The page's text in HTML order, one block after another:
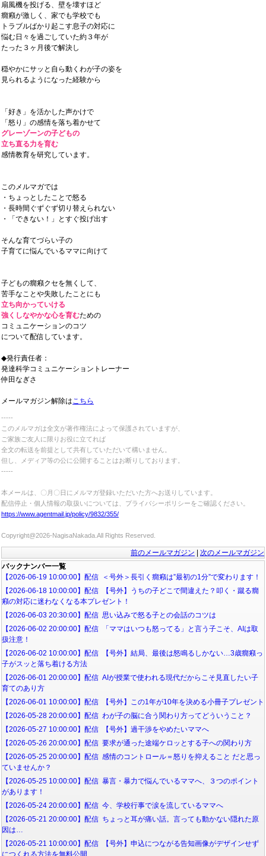
扇風機を投げる、壁を壊すほど
癇癪が激しく、家でも学校でも
トラブルばかり起こす息子の対応に
悩む日々を過ごしていた約３年が
たった３ヶ月後で解決し
穏やかにサッと自ら動くわが子の姿を
見られるようになった経験から
「好き」を活かした声かけで
「怒り」の感情を落ち着かせて
グレーゾーンの子どもの
立ち直る力を育む
感情教育を研究しています。
このメルマガでは
・ちょっとしたことで怒る
・長時間ぐずぐず切り替えられない
・「できない！」とすぐ投げ出す
そんな育てづらい子の
子育てに悩んでいるママに向けて
子どもの癇癪クセを無くして、
苦手なことや失敗したことにも
立ち向かっていける
強くしなやかな心を育むための
コミュニケーションのコツ
について配信しています。
◆発行責任者：
発達科学コミュニケーショントレーナー
仲田なぎさ
メールマガジン解除はこちら
‐‐‐‐‐
このメルマガは全文が著作権法によって保護されていますが、
ご家族ご友人に限りお役に立てれば
全文の転送を前提として共有していただいて構いません。
但し、メディア等の公に公開することはお断りしております。
‐‐‐‐‐
本メールは、〇月〇日にメルマガ登録いただいた方へお送りしています。
配信停止・個人情報の取扱いについては、プライバシーポリシーをご確認ください。
https://www.agentmail.jp/policy/9832/355/
Copyright@2026-NagisaNakada.All Rights Reserved.
前のメールマガジン
次のメールマガジン
バックナンバー一覧
【2026-06-19 10:00:00】配信 ＜号外＞長引く癇癪は”最初の1分”で変わります！
【2026-06-18 10:00:00】配信 【号外】うちの子どこで間違えた？叩く・蹴る癇
癪の対応に迷わなくなる本プレゼント！
【2026-06-03 20:30:00】配信 思い込みで怒る子との会話のコツは
【2026-06-02 20:00:00】配信 「ママはいつも怒ってる」と言う子こそ、AIは取
扱注意！
【2026-06-02 10:00:00】配信 【号外】結局、最後は怒鳴るしかない…3歳癇癪っ
子がスッと落ち着ける方法
【2026-06-01 20:00:00】配信 AIが授業で使われる現代だからこそ見直したい子
育てのあり方
【2026-06-01 10:00:00】配信 【号外】この1年が10年を決める小冊子プレゼント
【2026-05-28 20:00:00】配信 わが子の脳に合う関わり方ってどういうこと？
【2026-05-27 10:00:00】配信 【号外】過干渉をやめたいママへ
【2026-05-26 20:00:00】配信 要求が通った途端ケロッとする子への関わり方
【2026-05-25 20:00:00】配信 感情のコントロール＝怒りを抑えること だと思っ
ていませんか？
【2026-05-25 10:00:00】配信 暴言・暴力で悩んでいるママへ、３つのポイント
があります！
【2026-05-24 20:00:00】配信 今、学校行事で涙を流しているママへ
【2026-05-21 20:00:00】配信 ちょっと耳が痛い話。言っても動かない隠れた原
因は…
【2026-05-21 10:00:00】配信 【号外】申込につながる告知画像がデザインせず
につくれる方法を無料公開